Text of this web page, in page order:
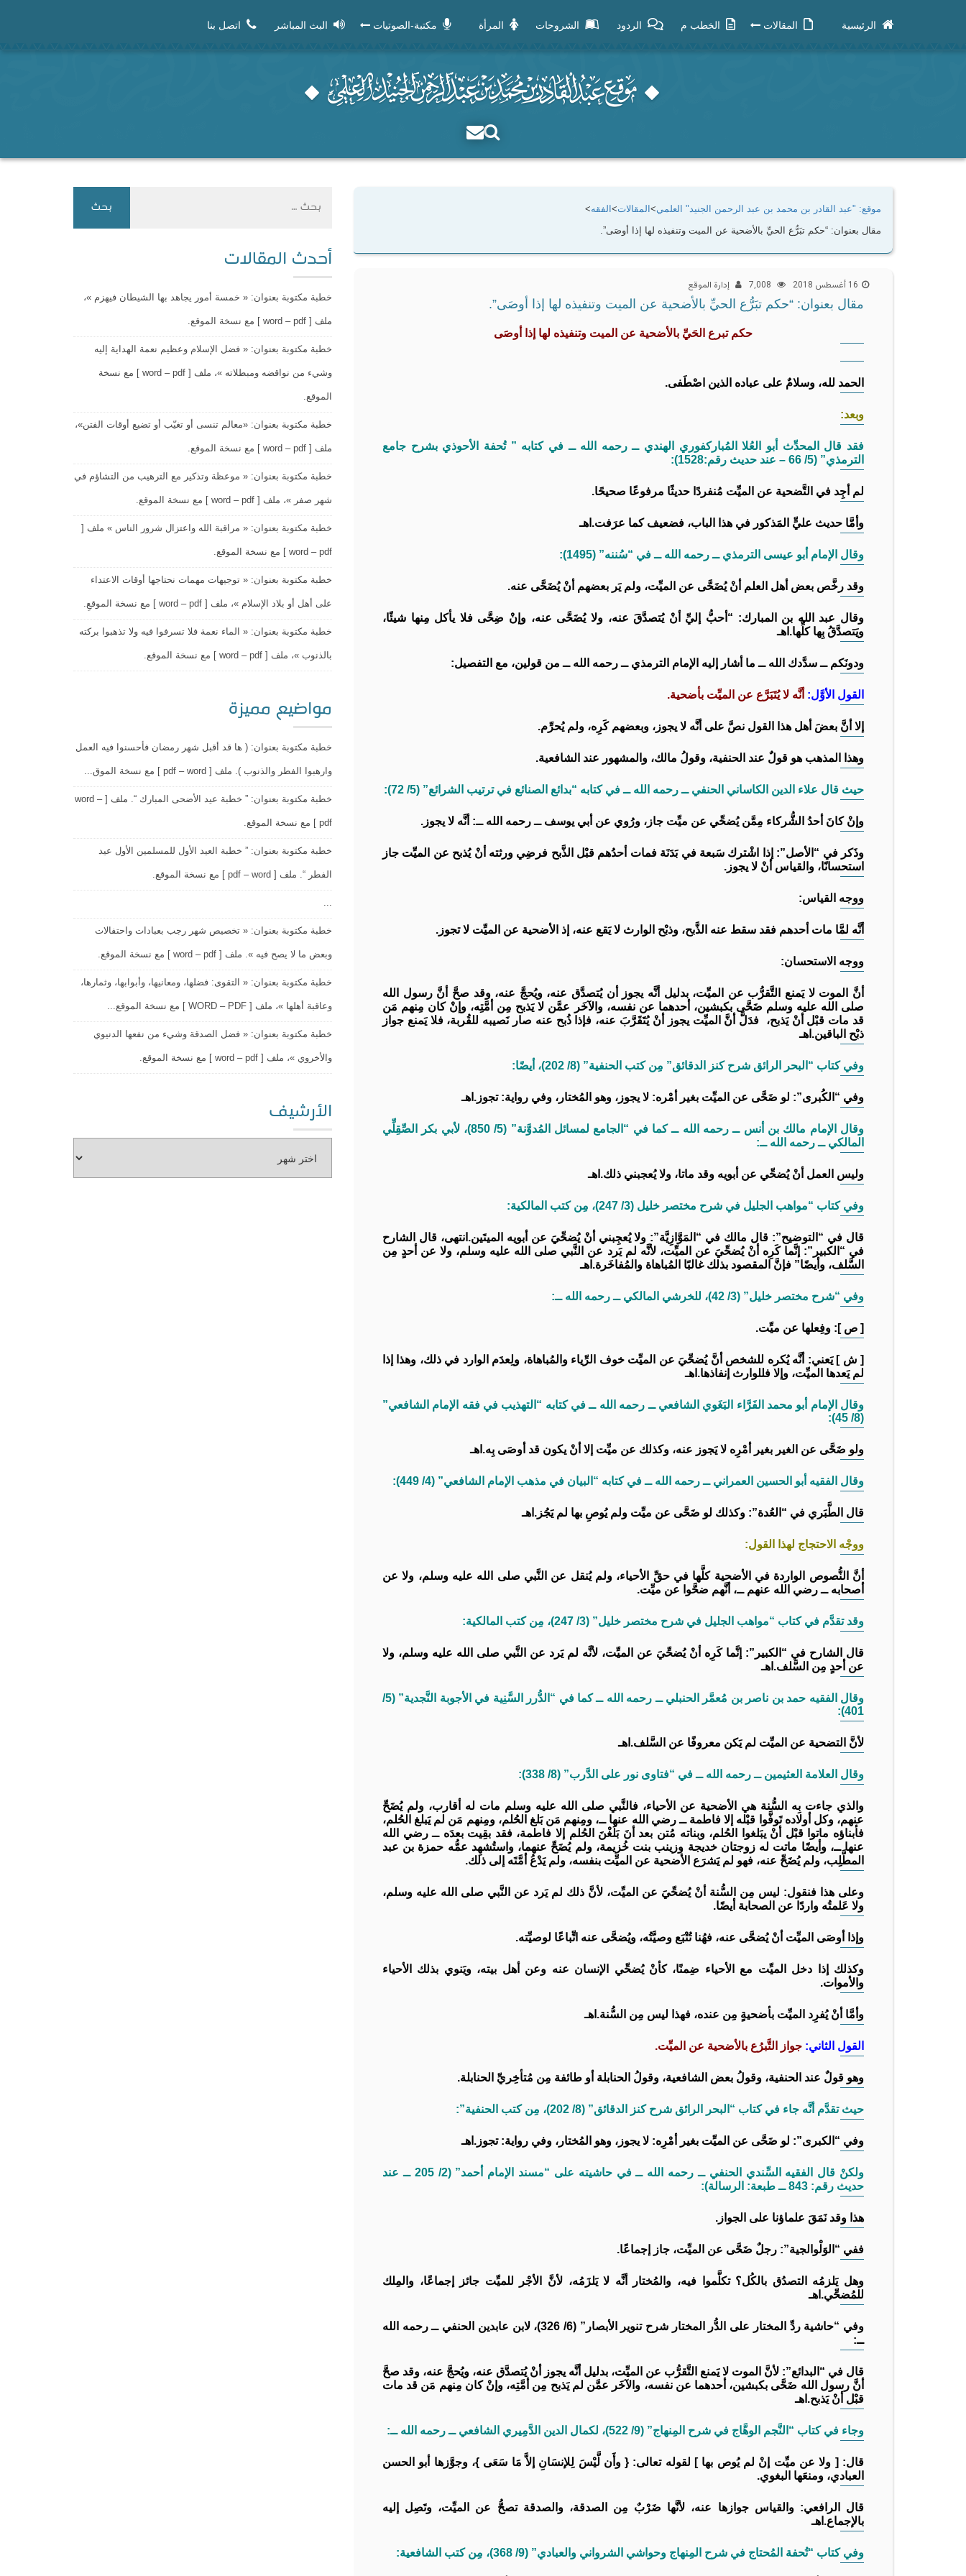
الرئيسية المقالات الخطب م الردود الشروحات المرأة مكتبة-الصوتيات البث المباشر اتصل بنا
موقع: "عبد القادر بن محمد بن عبد الرحمن الجنيد" العلمي> المقالات> الفقه>
مقال بعنوان: “حكم تبَرُّع الحيِّ بالأضحية عن الميت وتنفيذه لها إذا أوصَى”.
مقال بعنوان: “حكم تبَرُّع الحيِّ بالأضحية عن الميت وتنفيذه لها إذا أوصَى”.
16 أغسطس 2018 إدارة الموقع
حكم تبرع الحَيِّ بالأضحية عن الميت وتنفيذه لها إذا أوصَى
الحمد لله، وسلامٌ على عباده الذين اصْطَفى.
وبعد:
فقد قال المحدِّث أبو العُلا المُباركفوري الهندي ــ رحمه الله ــ في كتابه ” تُحفة الأحوذي بشرح جامع
الترمذي” (5/ 66 – عند حديث رقم:1528):
لم أجِد في التَّضحية عن الميِّت مُنفردًا حديثًا مرفوعًا صحيحًا.
وأمَّا حديث عليٍّ المَذكور في هذا الباب، فضعيف كما عرَفت.اهـ
وقال الإمام أبو عيسى الترمذي ــ رحمه الله ــ في “سُننه” (1495):
وقد رخَّص بعض أهل العلم أنْ يُضَحَّى عن الميِّت، ولم يَر بعضهم أنْ يُضَحَّى عنه.
وقال عبد الله بن المبارك: “أحبُّ إليِّ أنْ يُتصدَّقَ عنه، ولا يُضَحَّى عنه، وإنْ ضِحَّى فلا يأكل مِنها شيئًا،
ويَتصدَّقُ بِها كلِّها.اهـ
ودونَكم ــ سدَّدك الله ــ ما أشار إليه الإمام الترمذي ــ رحمه الله ــ من قولين، مع التفصيل:
القول الأوَّل: أنَّه لا يُتَبَرَّع عن الميِّت بأضحية.
إلا أنَّ بعضَ أهل هذا القول نصَّ على أنَّه لا يجوز، وبعضهم كَرِه، ولم يُحرِّم.
وهذا المذهب هو قولٌ عند الحنفية، وقولُ مالك، والمشهور عند الشافعية.
حيث قال علاء الدين الكاساني الحنفي ــ رحمه الله ــ في كتابه “بدائع الصنائع في ترتيب الشرائع” (5/ 72):
وإنْ كانَ أحدُ الشُّركاء مِمَّن يُضحِّي عن ميِّت جاز، ورُوي عن أبي يوسف ــ رحمه الله ــ: أنَّه لا يجوز.
وذَكر في “الأصل”: إذا اشْترك سَبعة في بَدَنَة فمات أحدُهم قبْل الذَّبح فرضِي ورثته أنْ يُذبح عن الميِّت جاز
استحسانًا، والقياس أنْ لا يجوز.
ووجه القياس:
أنَّه لمَّا مات أحدهم فقد سقط عنه الذَّبح، وذبْح الوارث لا يَقع عنه، إذ الأضحية عن الميِّت لا تجوز.
ووجه الاستحسان:
أنَّ الموت لا يَمنع التَّقرُّب عن الميِّت، بدليل أنَّه يجوز أن يُتصدَّق عنه، ويُحجَّ عنه، وقد صحَّ أنَّ رسول الله
صلى الله عليه وسلم ضَحَّى بكبشين، أحدهما عن نفسه، والآخَر عمَّن لا يَذبح مِن أمَّتِه، وإنْ كان مِنهم مَن
قد مات قبْل أنْ يَذبح، فدَلَّ أنَّ الميِّت يجوز أنْ يُتَقَرَّبَ عنه، فإذا ذُبح عنه صار نَصيبه للقُربة، فلا يَمنع جواز
ذبْح الباقين.اهـ
وفي كتاب “البحر الرائق شرح كنز الدقائق” مِن كتب الحنفية” (8/ 202)، أيضًا:
وفي “الكُبرى”: لو ضَحَّى عن الميِّت بغير أمْره: لا يجوز، وهو المُختار، وفي رواية: تجوز.اهـ
وقال الإمام مالك بن أنس ــ رحمه الله ــ كما في “الجامع لمسائل المُدوَّنة” (5/ 850)، لأبي بكر الصِّقِلِّي
المالكي ــ رحمه الله ــ:
وليس العمل أنْ يُضحِّي عن أبويه وقد ماتا، ولا يُعجبني ذلك.اهـ
وفي كتاب “مواهب الجليل في شرح مختصر خليل (3/ 247)، مِن كتب المالكية:
قال في “التوضيح”: قال مالك في “المَوَّازِيَّة”: ولا يُعجِبني أنْ يُضحِّيَ عن أبويه الميتَين.انتهى، قال الشارح
في “الكبير”: إنَّما كَرِه أنْ يُضحِّيَ عن الميِّت، لأنَّه لم يَرد عن النَّبي صلى الله عليه وسلم، ولا عن أحدٍ مِن
السَّلف، وأيضًا” فإنَّ المقصود بذلك غالبًا المُباهاة والمُفاخَرة.اهـ
وفي “شرح مختصر خليل” (3/ 42)، للخرشي المالكي ــ رحمه الله ــ:
[ ص ]: وفِعلها عن ميِّت.
[ ش ] يَعني: أنَّه يُكره للشخص أنَّ يُضحِّيَ عن الميِّت خوف الرِّياء والمُباهاة، ولِعدَم الوارد في ذلك، وهذا إذا
لم يَعدها الميِّت، وإلا فللوارث إنفاذها.اهـ
وقال الإمام أبو محمد الفَرَّاء البَغَوي الشافعي ــ رحمه الله ــ في كتابه “التهذيب في فقه الإمام الشافعي”
(8/ 45):
ولو ضَحَّى عن الغير بغير أمْرِه لا يَجوز عنه، وكذلك عن ميِّت إلا أنْ يكون قد أوصَى بِه.اهـ
وقال الفقيه أبو الحسين العمراني ــ رحمه الله ــ في كتابه “البيان في مذهب الإمام الشافعي” (4/ 449):
قال الطَّبَري في “العُدة”: وكذلك لو ضَحَّى عن ميِّت ولم يُوصِ بها لم يَجُز.اهـ
ووجْه الاحتجاج لهذا القول:
أنَّ النُّصوص الواردة في الأضحية كلَّها في حقِّ الأحياء، ولم يُنقل عن النَّبي صلى الله عليه وسلم، ولا عن
أصحابه ــ رضي الله عنهم ــ، أنَّهم ضحَّوا عن ميِّت.
وقد تقدَّم في كتاب “مواهب الجليل في شرح مختصر خليل” (3/ 247)، مِن كتب المالكية:
قال الشارح في “الكبير”: إنَّما كَرِه أنْ يُضحِّيَ عن الميِّت، لأنَّه لم يَرد عن النَّبي صلى الله عليه وسلم، ولا
عن أحدٍ مِن السَّلف.اهـ
وقال الفقيه حمد بن ناصر بن مُعمَّر الحنبلي ــ رحمه الله ــ كما في “الدُّرر السَّنِية في الأجوبة النَّجدية” (5/
401):
لأنَّ التضحية عن الميِّت لم يَكن معروفًا عن السَّلف.اهـ
وقال العلامة العثيمين ــ رحمه الله ــ في “فتاوى نور على الدَّرب” (8/ 338):
والذي جاءت بِه السُّنة هي الأضحية عن الأحياء، فالنَّبي صلى الله عليه وسلم مات له أقارب، ولم يُضَحِّ
عنهم، وكل أولاده تَوفَّوا قبْله إلا فاطمة ــ رضي الله عنها ــ، ومِنهم مَن بَلغ الحُلم، ومِنهم مَن لم يَبلغ الحُلم،
فأبناؤه ماتوا قبْل أنْ يبَلغوا الحُلم، وبناته مُتن بعد أنَ بَلَغْنَ الحُلم إلا فاطمة، فقد بقِيت بعدَه ــ رضي الله
عنها ــ، وأيضًا ماتت له زوجتان خديجة وزينب بنت خُزيمة، ولم يُضَحِّ عنهما، واستُشهِد عمُّه حمزة بن عبد
المطَّلِب، ولم يُضَحِّ عنه، فهو لم يَشرَع الأضحية عن الميِّت بنفسه، ولم يَدْعُ أمَّتَه إلى ذلك.
وعلى هذا فنقول: ليس مِن السُّنة أنْ يُضحِّيَ عن الميِّت، لأنَّ ذلك لم يَرد عن النَّبي صلى الله عليه وسلم،
ولا عَلمتُه واردًا عن الصحابة أيضًا.
وإذا أوصَى الميِّت أنْ يُضحَّى عنه، فهُنا تُتْبَع وصيَّتُه، ويُضحَّى عنه اتِّباعًا لوصيِّته.
وكذلك إذا دخل الميِّت مع الأحياء ضِمنًا، كأنْ يُضحِّي الإنسان عنه وعن أهل بيته، ويَنوي بذلك الأحياء
والأموات.
وأمَّا أنْ يُفرِد الميِّت بأضحيةٍ مِن عنده، فهذا ليس مِن السُّنة.اهـ
القول الثاني: جواز التَّبرُع بالأضحية عن الميِّت.
وهو قولٌ عند الحنفية، وقولُ بعض الشافعية، وقولُ الحنابلة أو طائفة مِن مُتأخِريِّ الحنابلة.
حيث تقدَّم أنَّه جاء في كتاب “البحر الرائق شرح كنز الدقائق” (8/ 202)، مِن كتب الحنفية”:
وفي “الكبرى”: لو ضَحَّى عن الميِّت بغير أمْرِه: لا يجوز، وهو المُختار، وفي رواية: تجوز.اهـ
ولكنْ قال الفقيه السِّندي الحنفي ــ رحمه الله ــ في حاشيته على “مسند الإمام أحمد” (2/ 205 ــ عند
حديث رقم: 843 ــ طبعة: الرسالة):
هذا وقد نَمَقَ علماؤنا على الجواز.
ففي “الوَلْوالجية”: رجلٌ ضَحَّى عن الميِّت، جاز إجماعًا.
وهل يَلزمُه التصدُق بالكُل؟ تكلَّموا فيه، والمُختار أنَّه لا يَلزَمُه، لأنَّ الأجْر للميِّت جائز إجماعًا، والمِلك
للمُضحِّي.اهـ
وفي “حاشية ردِّ المختار على الدُّر المختار شرح تنوير الأبصار” (6/ 326)، لابن عابدين الحنفي ــ رحمه الله
ــ:
قال في “البدائع”: لأنَّ الموت لا يَمنع التَّقرُّب عن الميِّت، بدليل أنَّه يجوز أنْ يُتصدَّق عنه، ويُحجَّ عنه، وقد صحَّ
أنَّ رسول الله ضَحَّى بكبشين، أحدهما عن نفسه، والآخَر عمَّن لم يَذبح مِن أمَّتِه، وإنْ كان مِنهم مَن قد مات
قبْل أنْ يَذبح.اهـ
وجاء في كتاب “النَّجم الوهَّاج في شرح المِنهاج” (9/ 522)، لكمال الدين الدَّمِيري الشافعي ــ رحمه الله ــ:
قال: [ ولا عن ميِّت إنْ لم يُوص بها ] لقوله تعالى: { وأَن لَّيْسَ لِلإنسَانِ إلاَّ مَا سَعَى }، وجوَّزها أبو الحسن
العبادي، ومنعَها البغوي.
قال الرافعي: والقياس جوازها عنه، لأنَّها ضَرْبٌ مِن الصدقة، والصدقة تصحُّ عن الميِّت، وتَصِل إليه
بالإجماع.اهـ
وفي كتاب “تُحفة المُحتاج في شرح المِنهاج وحواشي الشرواني والعبادي” (9/ 368)، مِن كتب الشافعية:
أحدث المقالات
خطبة مكتوبة بعنوان: « خمسة أمور يجاهد بها الشيطان فيهزم »،
ملف [ word – pdf ] مع نسخة الموقع.
خطبة مكتوبة بعنوان: « فضل الإسلام وعظيم نعمة الهداية إليه
وشيء من نواقضه ومبطلاته »، ملف [ word – pdf ] مع نسخة
الموقع.
خطبة مكتوبة بعنوان: «معالم تنسى أو تغيّب أو تضيع أوقات الفتن»،
ملف [ word – pdf ] مع نسخة الموقع.
خطبة مكتوبة بعنوان: « موعظة وتذكير مع الترهيب من التشاؤم في
شهر صفر »، ملف [ word – pdf ] مع نسخة الموقع.
خطبة مكتوبة بعنوان: « مراقبة الله واعتزال شرور الناس » ملف [
word – pdf ] مع نسخة الموقع.
خطبة مكتوبة بعنوان: « توجيهات مهمات نحتاجها أوقات الاعتداء
على أهل أو بلاد الإسلام »، ملف [ word – pdf ] مع نسخة الموقعِ.
خطبة مكتوبة بعنوان: « الماء نعمة فلا تسرفوا فيه ولا تذهبوا بركته
بالذنوب »، ملف [ word – pdf ] مع نسخة الموقع.
مواضيع مميزة
خطبة مكتوبة بعنوان: ( ها قد أقبل شهر رمضان فأحسنوا فيه العمل
وارهبوا الفطر والذنوب ). ملف [ pdf – word ] مع نسخة الموق...
خطبة مكتوبة بعنوان: ” خطبة عيد الأضحى المبارك “. ملف [ word –
pdf ] مع نسخة الموقع.
خطبة مكتوبة بعنوان: ” خطبة العيد الأول للمسلمين الأول عيد
الفطر “. ملف [ pdf – word ] مع نسخة الموقع.
...
خطبة مكتوبة بعنوان: « تخصيص شهر رجب بعبادات واحتفالات
وبعض ما لا يصح فيه ». ملف [ word – pdf ] مع نسخة الموقع.
خطبة مكتوبة بعنوان: « التقوى: فضلها، ومعانيها، وأبوابها، وثمارها،
وعاقبة أهلها »، ملف [ WORD – PDF ] مع نسخة الموقع...
خطبة مكتوبة بعنوان: « فضل الصدقة وشيء من نفعها الدنيوي
والأخروي »، ملف [ word – pdf ] مع نسخة الموقع.
الأرشيف